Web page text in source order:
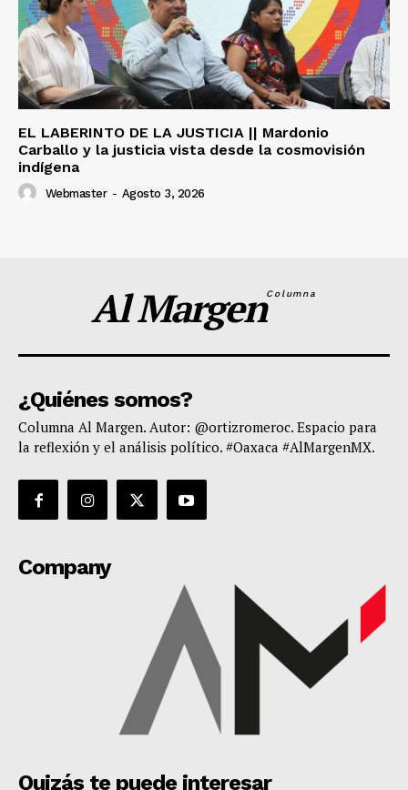
EL LABERINTO DE LA JUSTICIA || Mardonio
Carballo y la justicia vista desde la cosmovisión
indígena
Webmaster - Agosto 3, 2026
Al MargenColumna
¿Quiénes somos?
Columna Al Margen. Autor: @ortizromeroc. Espacio para
la reflexión y el análisis político. #Oaxaca #AlMargenMX.
Company
Quizás te puede interesar